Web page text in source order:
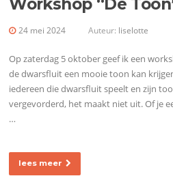
Workshop “De
24 mei 2024 Auteur: liselotte
Op zaterdag 5 oktober geef ik een
de dwarsfluit een mooie toon kan
iedereen die dwarsfluit speelt en zijn
vergevorderd, het maakt niet uit. Of je
…
lees meer